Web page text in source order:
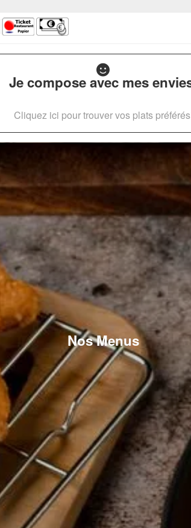
Je compose avec mes
Cliquez ici pour trouver vos plats
Nos Menus